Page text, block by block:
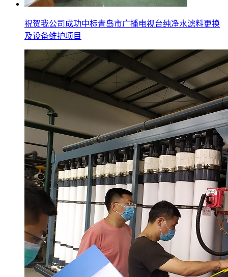
祝贺我公司成功中标青岛市广播电视台纯净水滤料更换
及设备维护项目